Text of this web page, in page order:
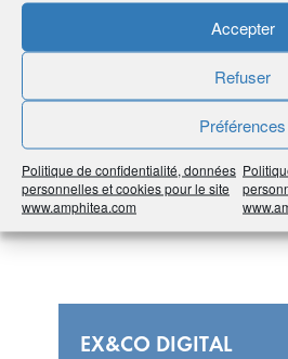
Accepter
Refuser
Préférences
Politique de confidentialité, données
personnelles et cookies pour le site
www.amphitea.com
#75 Paris
EX&CO DIGITAL